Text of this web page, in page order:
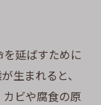
延ばすために
生まれると、
ビや腐食の原